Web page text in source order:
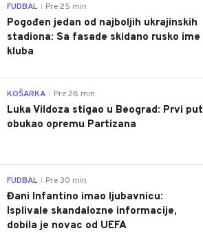
FUDBAL Pre 25 min
Pogođen jedan od najboljih ukrajinskih
stadiona: Sa fasade skidano rusko ime
kluba
KOŠARKA Pre 28 min
Luka Vildoza stigao u Beograd: Prvi put
obukao opremu Partizana
FUDBAL Pre 30 min
Đani Infantino imao ljubavnicu:
Isplivale skandalozne informacije,
dobila je novac od UEFA